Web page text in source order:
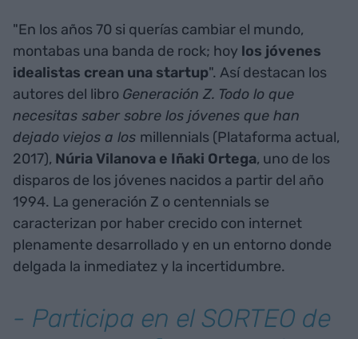
"En los años 70 si querías cambiar el mundo,
montabas una banda de rock; hoy los jóvenes
idealistas crean una startup". Así destacan los
autores del libro Generación Z. Todo lo que
necesitas saber sobre los jóvenes que han
dejado viejos a los millennials (Plataforma actual,
2017), Núria Vilanova e Iñaki Ortega, uno de los
disparos de los jóvenes nacidos a partir del año
1994. La generación Z o centennials se
caracterizan por haber crecido con internet
plenamente desarrollado y en un entorno donde
delgada la inmediatez y la incertidumbre.
- Participa en el SORTEO de